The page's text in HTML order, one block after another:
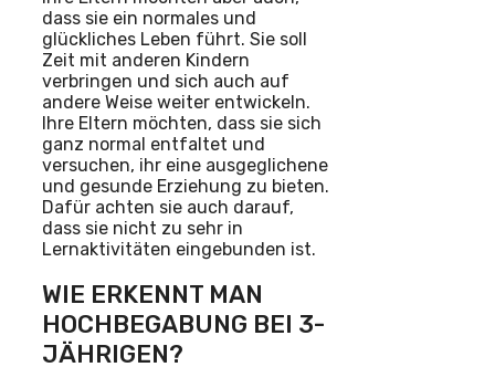
dass sie ein normales und
glückliches Leben führt. Sie soll
Zeit mit anderen Kindern
verbringen und sich auch auf
andere Weise weiter entwickeln.
Ihre Eltern möchten, dass sie sich
ganz normal entfaltet und
versuchen, ihr eine ausgeglichene
und gesunde Erziehung zu bieten.
Dafür achten sie auch darauf,
dass sie nicht zu sehr in
Lernaktivitäten eingebunden ist.
WIE ERKENNT MAN
HOCHBEGABUNG BEI 3-
JÄHRIGEN?